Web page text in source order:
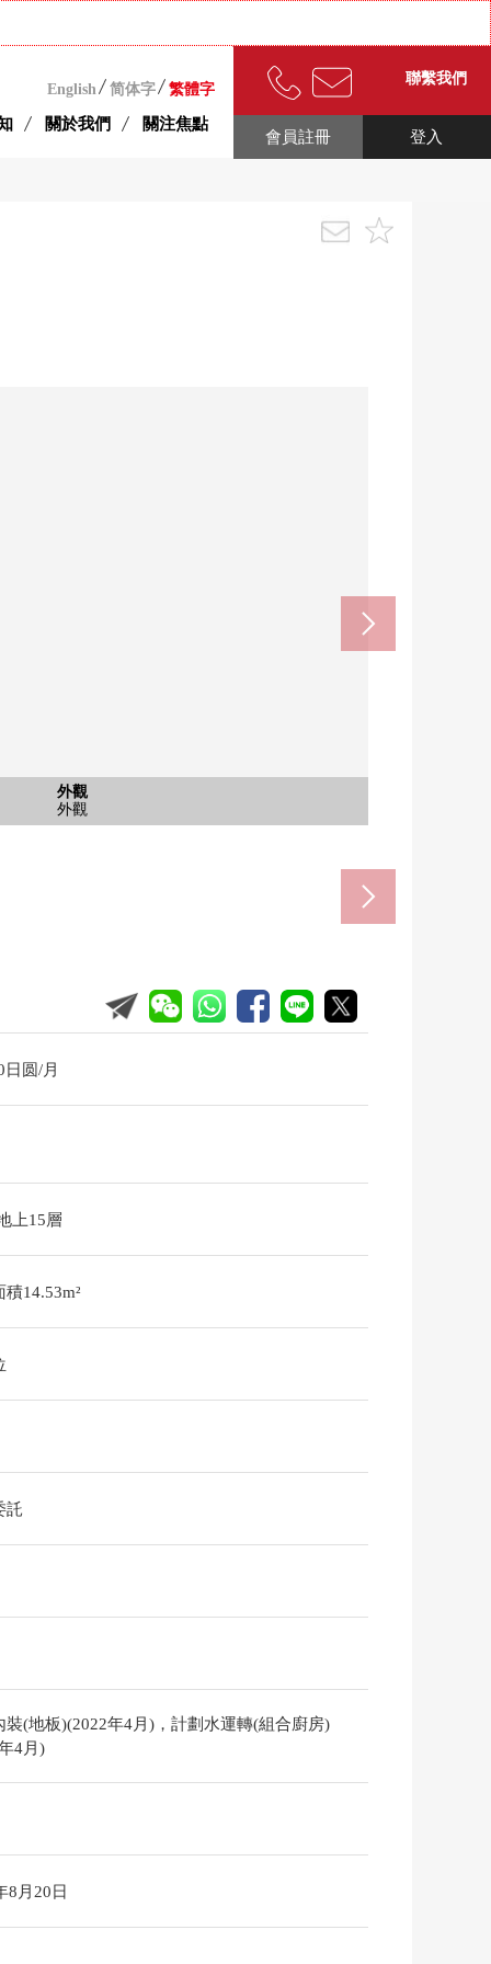
English 简体字 繁體字
關於我們 關注焦點
聯繫我們
登入
會員註冊
外觀
外觀
外觀
外觀
外觀
外觀
外觀
外觀
停車場
停車場
其他當地
腳踏車停放處
市立連尺小學(約400m)
市立城北中學(約560m)
日圆/月
上15層
積14.53m²
託
裝(地板)(2022年4月)，計劃水運轉(組合廚房)
4月)
8月20日